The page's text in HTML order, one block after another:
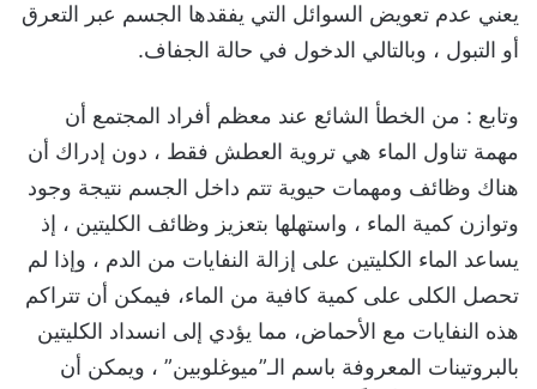
يعني عدم تعويض السوائل التي يفقدها الجسم عبر التعرق
أو التبول ، وبالتالي الدخول في حالة الجفاف.
وتابع : من الخطأ الشائع عند معظم أفراد المجتمع أن
مهمة تناول الماء هي تروية العطش فقط ، دون إدراك أن
هناك وظائف ومهمات حيوية تتم داخل الجسم نتيجة وجود
وتوازن كمية الماء ، واستهلها بتعزيز وظائف الكليتين ، إذ
يساعد الماء الكليتين على إزالة النفايات من الدم ، وإذا لم
تحصل الكلى على كمية كافية من الماء، فيمكن أن تتراكم
هذه النفايات مع الأحماض، مما يؤدي إلى انسداد الكليتين
بالبروتينات المعروفة باسم الـ”ميوغلوبين” ، ويمكن أن